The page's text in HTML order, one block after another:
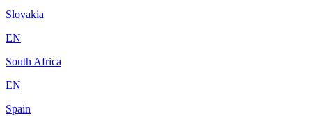
Slovakia
EN
South Africa
EN
Spain